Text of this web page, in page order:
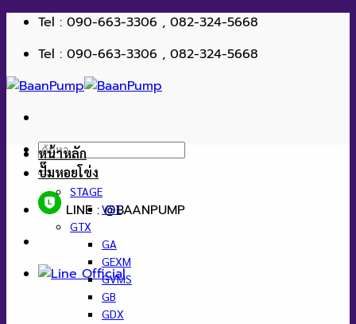
ข้าม
เนื้อหา
Tel : 090-663-3306 , 082-324-5668
Tel : 090-663-3306 , 082-324-5668
ค้นหา:
LINE : @BAANPUMP
หน้าหลัก
ปั๊มหอยโข่ง
STAGE
VST
GTX
GA
GEXM
GVMS
GB
GDX